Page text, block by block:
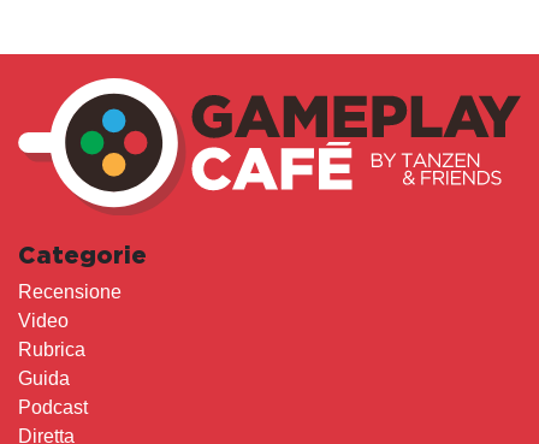
Categorie
Recensione
Video
Rubrica
Guida
Podcast
Diretta